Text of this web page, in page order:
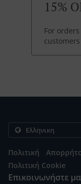
15%
For
customers
Πολιτική
Πολιτική Cookie
Επικοινωνήστε